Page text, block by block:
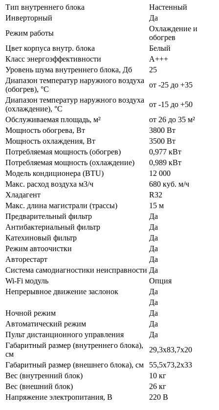
Тип внутреннего блока
Настенный
Инверторный
Да
Режим работы
Охлаждение и
обогрев
Цвет корпуса внутр. блока
Белый
Класс энергоэффективности
А+++
Уровень шума внутреннего блока, Дб
25
Диапазон температур наружного воздуха
(обогрев), °C
от -25 до +35
Диапазон температур наружного воздуха
(охлаждение), °C
от -15 до +50
Обслуживаемая площадь, м²
от 26 до 35 м²
Мощность обогрева, Вт
3800 Вт
Мощность охлаждения, Вт
3500 Вт
Потребляемая мощность (обогрев)
0,977 кВт
Потребляемая мощность (охлаждение)
0,989 кВт
Модель кондиционера (BTU)
12 000
Макс. расход воздуха м3/ч
680 куб. м/ч
Хладагент
R32
Макс. длина магистрали (трассы)
15 м
Предварительный фильтр
Да
Антибактериальный фильтр
Да
Катехиновый фильтр
Да
Режим автоочистки
Да
Авторестарт
Да
Система самодиагностики неисправности Да
Wi-Fi модуль
Опция
Непрерывное движение заслонок
Да
Да
Ночной режим
Да
Автоматический режим
Да
Пульт дистанционного управления
Да
Габаритный размер (внутреннего блока),
см
29,3х83,7х20
Габаритный размер (внешнего блока), см
55,5х73,2х33
Вес (внутренний блок)
10 кг
Вес (внешний блок)
26 кг
Напряжение электропитания, В
220 В